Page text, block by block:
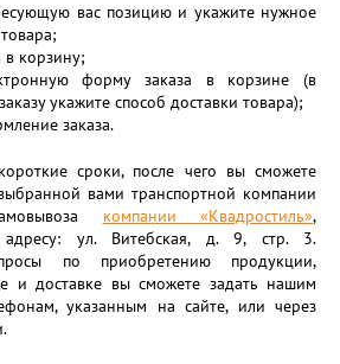
вас позицию и укажите нужное
в корзину;
форму заказа в корзине (в
укажите способ доставки товара);
заказа.
сроки, после чего вы сможете
вами транспортной компании
компании «Квадростиль»,
адресу: ул. Витебская, д. 9, стр. 3.
по приобретению продукции,
и доставке вы сможете задать нашим
указанным на сайте, или через